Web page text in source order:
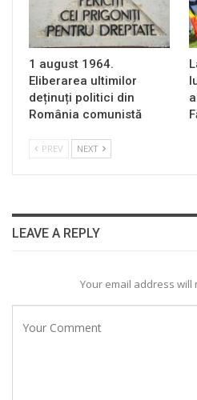
1 august 1964.
Eliberarea ultimilor
deținuți politici din
România comunistă
PREV NEXT
LEAVE A REPLY
Your email address will